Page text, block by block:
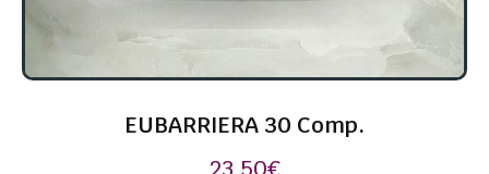
EUBARRIERA 30 Comp.